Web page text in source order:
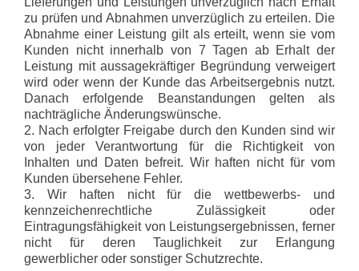
zu prüfen und Abnahmen unverzüglich zu erteilen. Die
Abnahme einer Leistung gilt als erteilt, wenn sie vom
Kunden nicht innerhalb von 7 Tagen ab Erhalt der
Leistung mit aussagekräftiger Begründung verweigert
wird oder wenn der Kunde das Arbeitsergebnis nutzt.
Danach erfolgende Beanstandungen gelten als
nachträgliche Änderungswünsche.
2. Nach erfolgter Freigabe durch den Kunden sind wir
von jeder Verantwortung für die Richtigkeit von
Inhalten und Daten befreit. Wir haften nicht für vom
Kunden übersehene Fehler.
3. Wir haften nicht für die wettbewerbs- und
kennzeichenrechtliche Zulässigkeit oder
Eintragungsfähigkeit von Leistungsergebnissen, ferner
nicht für deren Tauglichkeit zur Erlangung
gewerblicher oder sonstiger Schutzrechte.